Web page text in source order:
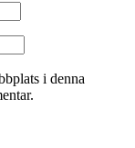
i denna